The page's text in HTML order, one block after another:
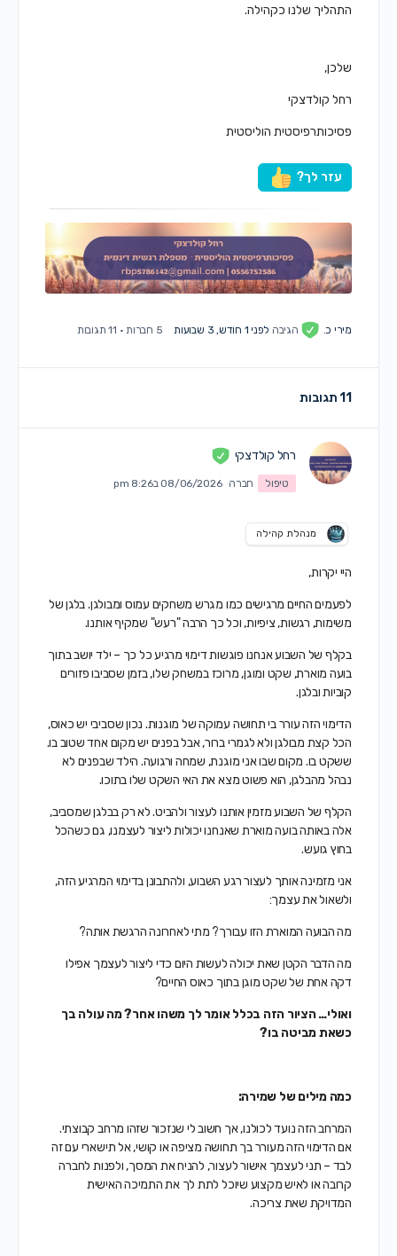
התהליך שלנו כקהילה.
שלכן,
רחל קולדצקי
פסיכותרפיסטית הוליסטית
עזר לך?
מירי כ. הגיבה לפני 1 חודש, 3 שבועות 5 חברות · 11 תגובות
11 תגובות
רחל קולדצקי
טיפול חברה 08/06/2026 ב8:26 pm
מנהלת קהילה
היי יקרות,
לפעמים החיים מרגישים כמו מגרש משחקים עמוס ומבולגן. בלגן של
משימות, רגשות, ציפיות, וכל כך הרבה "רעש" שמקיף אותנו.
בקלף של השבוע אנחנו פוגשות דימוי מרגיע כל כך – ילד יושב בתוך
בועה מוארת, שקט ומוגן, מרוכז במשחק שלו, בזמן שסביבו פזורים
קוביות ובלגן.
הדימוי הזה עורר בי תחושה עמוקה של מוגנות. נכון שסביבי יש כאוס,
הכל קצת מבולגן ולא לגמרי ברור, אבל בפנים יש מקום אחד שטוב בו.
ששקט בו. מקום שבו אני מוגנת, שמחה ורגועה. הילד שבפנים לא
נבהל מהבלגן, הוא פשוט מצא את האי השקט שלו בתוכו.
הקלף של השבוע מזמין אותנו לעצור ולהביט. לא רק בבלגן שמסביב,
אלה באותה בועה מוארת שאנחנו יכולות ליצור לעצמנו, גם כשהכל
בחוץ גועש.
אני מזמינה אותך לעצור רגע השבוע, ולהתבונן בדימוי המרגיע הזה,
ולשאול את עצמך:
מה הבועה המוארת הזו עבורך? מתי לאחרונה הרגשת אותה?
מה הדבר הקטן שאת יכולה לעשות היום כדי ליצור לעצמך אפילו
דקה אחת של שקט מוגן בתוך כאוס החיים?
ואולי… הציור הזה בכלל אומר לך משהו אחר? מה עולה בך
כשאת מביטה בו?
כמה מילים של שמירה:
המרחב הזה נועד לכולנו, אך חשוב לי שנזכור שזהו מרחב קבוצתי.
אם הדימוי הזה מעורר בך תחושה מציפה או קושי, אל תישארי עם זה
לבד – תני לעצמך אישור לעצור, להניח את המסך, ולפנות לחברה
קרובה או לאיש מקצוע שיוכל לתת לך את התמיכה האישית
המדויקת שאת צריכה.